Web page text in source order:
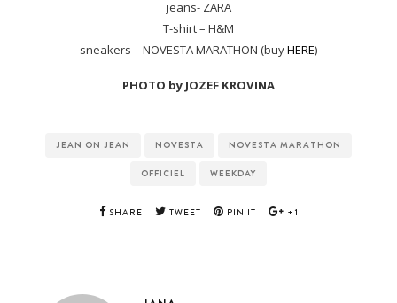
jeans- ZARA
T-shirt – H&M
sneakers – NOVESTA MARATHON (buyHERE)
PHOTO by JOZEF KROVINA
JEAN ON JEAN NOVESTA NOVESTA MARATHON
OFFICIEL WEEKDAY
SHARE TWEET PIN IT +1